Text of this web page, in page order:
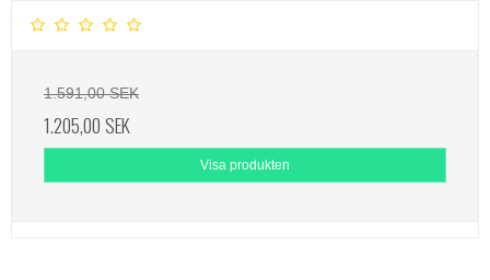
1.591,00 SEK
1.205,00 SEK
Visa produkten